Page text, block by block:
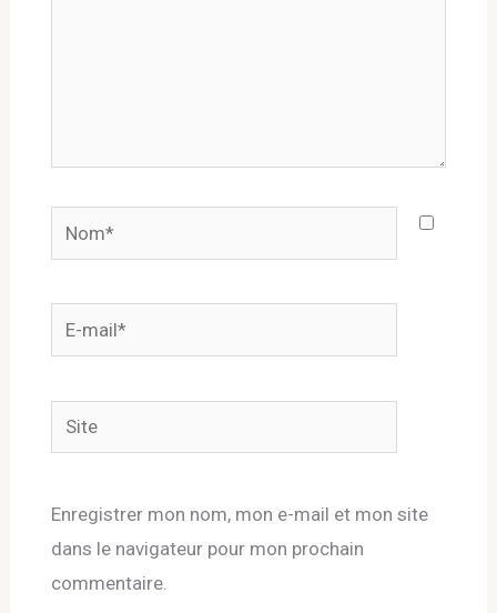
Nom*
mail*
Site
Enregistrer mon nom, mon e-mail et mon site
dans le navigateur pour mon prochain
commentaire.